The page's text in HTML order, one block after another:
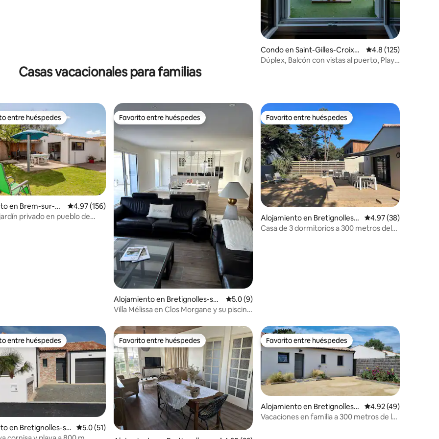
Condo en Saint-Gilles-Croix-d
e-Vie
Calificación
4.8 (125)
Dúplex, Balcón con vistas al puerto, Playa
Casas vacacionales para familias
de 5, 375 reseñas
huéspedes preferido
entre huéspedes
en Brem-sur-M
Calificación promedio: 4.97 de 5, 156 reseñas
4.97 (156)
privado en pueblo de
Favorito entre huéspedes
Favorito entre huéspedes
Alojamiento en Bretignolles-sur
-Mer
Calificación promedio: 5.0 de 5, 9 reseñas
5.0 (9)
Villa Mélissa en Clos Morgane y su piscina
Favorito entre huéspedes
Favorito entre huéspedes
Alojamiento en Bretignolles-s
ur-Mer
Calificación
4.97 (38)
Casa de 3 dormitorios a 300 metros del
huéspedes preferido
entre huéspedes
en Bretignolles-su
Calificación promedio: 5.0 de 5, 51 reseñas
5.0 (51)
Favorito entre huéspedes
Favorito entre huéspedes Favorito entre huéspedes
Favorito entre huéspedes
Alojamiento en Bretignolles-s
ur-Mer
Calificación
4.92 (49)
Vacaciones en familia a 300 metros de la